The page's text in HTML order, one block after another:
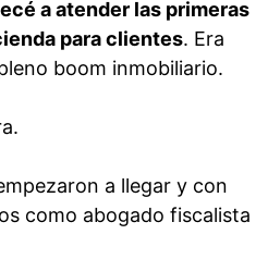
a atender las primeras
para clientes. Era
boom inmobiliario.
a llegar y con
como abogado fiscalista